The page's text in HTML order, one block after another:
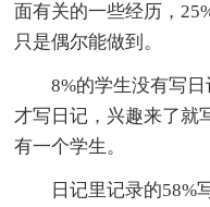
面有关的一些经历，
只是偶尔能做到。
8%的学生没有写
才写日记，兴趣来了就
有一个学生。
日记里记录的58%